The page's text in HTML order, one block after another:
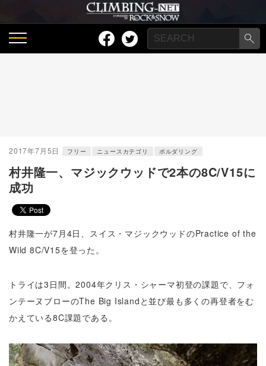
2017年7月5日 フリー ニュースカテゴリ ボルダリング
村井隆一、マジックウッドで2本の8C/V15に
成功
村井隆一が7月4日、スイス・マジックウッドのPractice of the
Wild 8C/V15を登った。
トライは3日間。2004年クリス・シャーマ初登の課題で、フォ
ンテーヌブローのThe Big Islandと並び最も多くの再登者をむ
かえている8C課題である。